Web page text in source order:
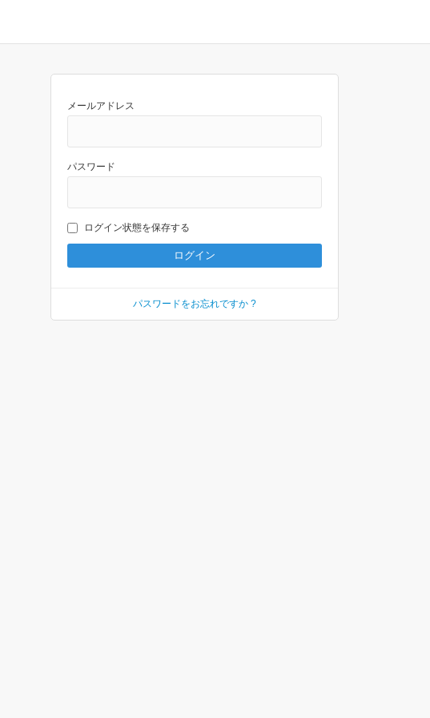
メールアドレス
パスワード
ログイン状態を保存する
パスワードをお忘れですか ?